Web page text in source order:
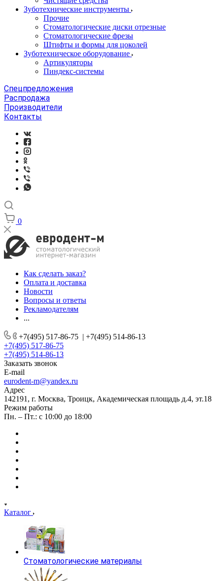
Зуботехнические инструменты
Прочие
Стоматологические диски отрезные
Стоматологические фрезы
Штифты и формы для цоколей
Зуботехническое оборудование
Артикуляторы
Пиндекс-системы
Спецпредложения
Распродажа
Производители
Контакты
0
Как сделать заказ?
Оплата и доставка
Новости
Вопросы и ответы
Рекламодателям
...
+7(495) 517-86-75 | +7(495) 514-86-13
+7(495) 517-86-75
+7(495) 514-86-13
Заказать звонок
E-mail
eurodent-m@yandex.ru
Адрес
142191, г. Москва, Троицк, Академическая площадь д.4, эт.18
Режим работы
Пн. – Пт.: с 10:00 до 18:00
Каталог
Стоматологические материалы